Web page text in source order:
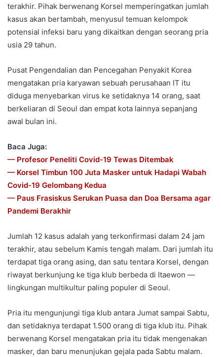
terakhir. Pihak berwenang Korsel memperingatkan jumlah
kasus akan bertambah, menyusul temuan kelompok
potensial infeksi baru yang dikaitkan dengan seorang pria
usia 29 tahun.
Pusat Pengendalian dan Pencegahan Penyakit Korea
mengatakan pria karyawan sebuah perusahaan IT itu
diduga menyebarkan virus ke setidaknya 14 orang, saat
berkeliaran di Seoul dan empat kota lainnya sepanjang
awal bulan ini.
Baca Juga:
— Profesor Peneliti Covid-19 Tewas Ditembak
— Korsel Timbun 100 Juta Masker untuk Hadapi Wabah
Covid-19 Gelombang Kedua
— Paus Frasiskus Serukan Puasa dan Doa Bersama agar
Pandemi Berakhir
Jumlah 12 kasus adalah yang terkonfirmasi dalam 24 jam
terakhir, atau sebelum Kamis tengah malam. Dari jumlah itu
terdapat tiga orang asing, dan satu tentara Korsel, dengan
riwayat berkunjung ke tiga klub berbeda di Itaewon —
lingkungan multikultur paling populer di Seoul.
Pria itu mengunjungi tiga klub antara Jumat sampai Sabtu,
dan setidaknya terdapat 1.500 orang di tiga klub itu. Pihak
berwenang Korsel mengatakan pria itu tidak mengenakan
masker, dan baru menunjukan gejala pada Sabtu malam.